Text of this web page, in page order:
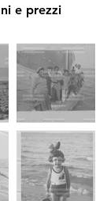
e prezzi